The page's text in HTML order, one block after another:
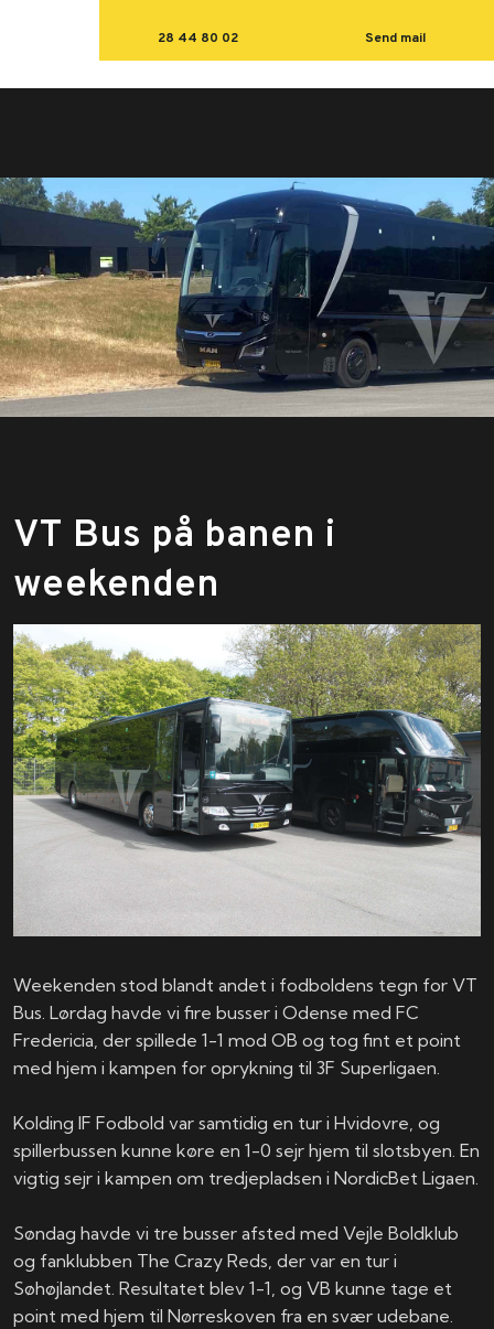
28 44 80 02 Send mail
VT Bus på banen i
weekenden
Weekenden stod blandt andet i fodboldens tegn for VT
Bus. Lørdag havde vi fire busser i Odense med FC
Fredericia, der spillede 1-1 mod OB og tog fint et point
med hjem i kampen for oprykning til 3F Superligaen.
Kolding IF Fodbold var samtidig en tur i Hvidovre, og
spillerbussen kunne køre en 1-0 sejr hjem til slotsbyen. En
vigtig sejr i kampen om tredjepladsen i NordicBet Ligaen.
Søndag havde vi tre busser afsted med Vejle Boldklub
og fanklubben The Crazy Reds, der var en tur i
Søhøjlandet. Resultatet blev 1-1, og VB kunne tage et
point med hjem til Nørreskoven fra en svær udebane.